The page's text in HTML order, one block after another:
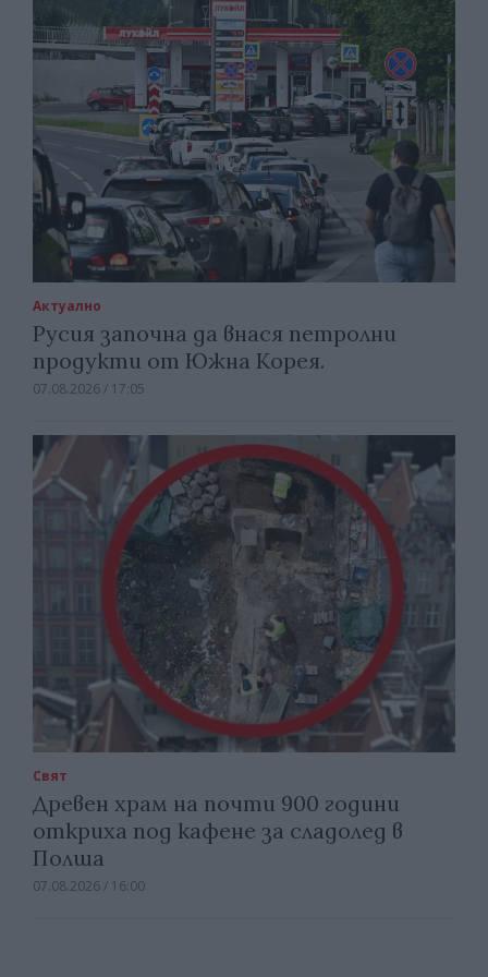
Актуално
Русия започна да внася петролни
продукти от Южна Корея.
07.08.2026 / 17:05
Свят
Древен храм на почти 900 години
откриха под кафене за сладолед в
Полша
07.08.2026 / 16:00